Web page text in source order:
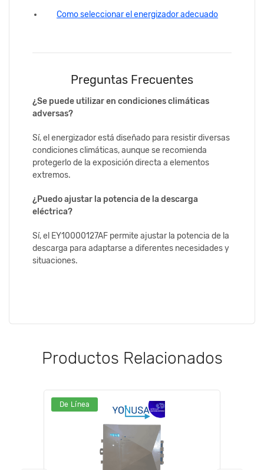
Como seleccionar el energizador adecuado
Preguntas Frecuentes
¿Se puede utilizar en condiciones climáticas
adversas?
Sí, el energizador está diseñado para resistir diversas
condiciones climáticas, aunque se recomienda
protegerlo de la exposición directa a elementos
extremos.
¿Puedo ajustar la potencia de la descarga
eléctrica?
Sí, el EY10000127AF permite ajustar la potencia de la
descarga para adaptarse a diferentes necesidades y
situaciones.
Productos Relacionados
De Línea